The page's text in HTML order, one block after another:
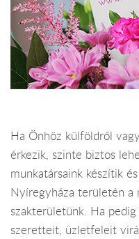
Ha Önhöz külföldről
érkezik, szinte biztos
munkatársaink készítik
Nyíregyháza területén
szakterületünk. Ha
szeretteit, üzletfeleit